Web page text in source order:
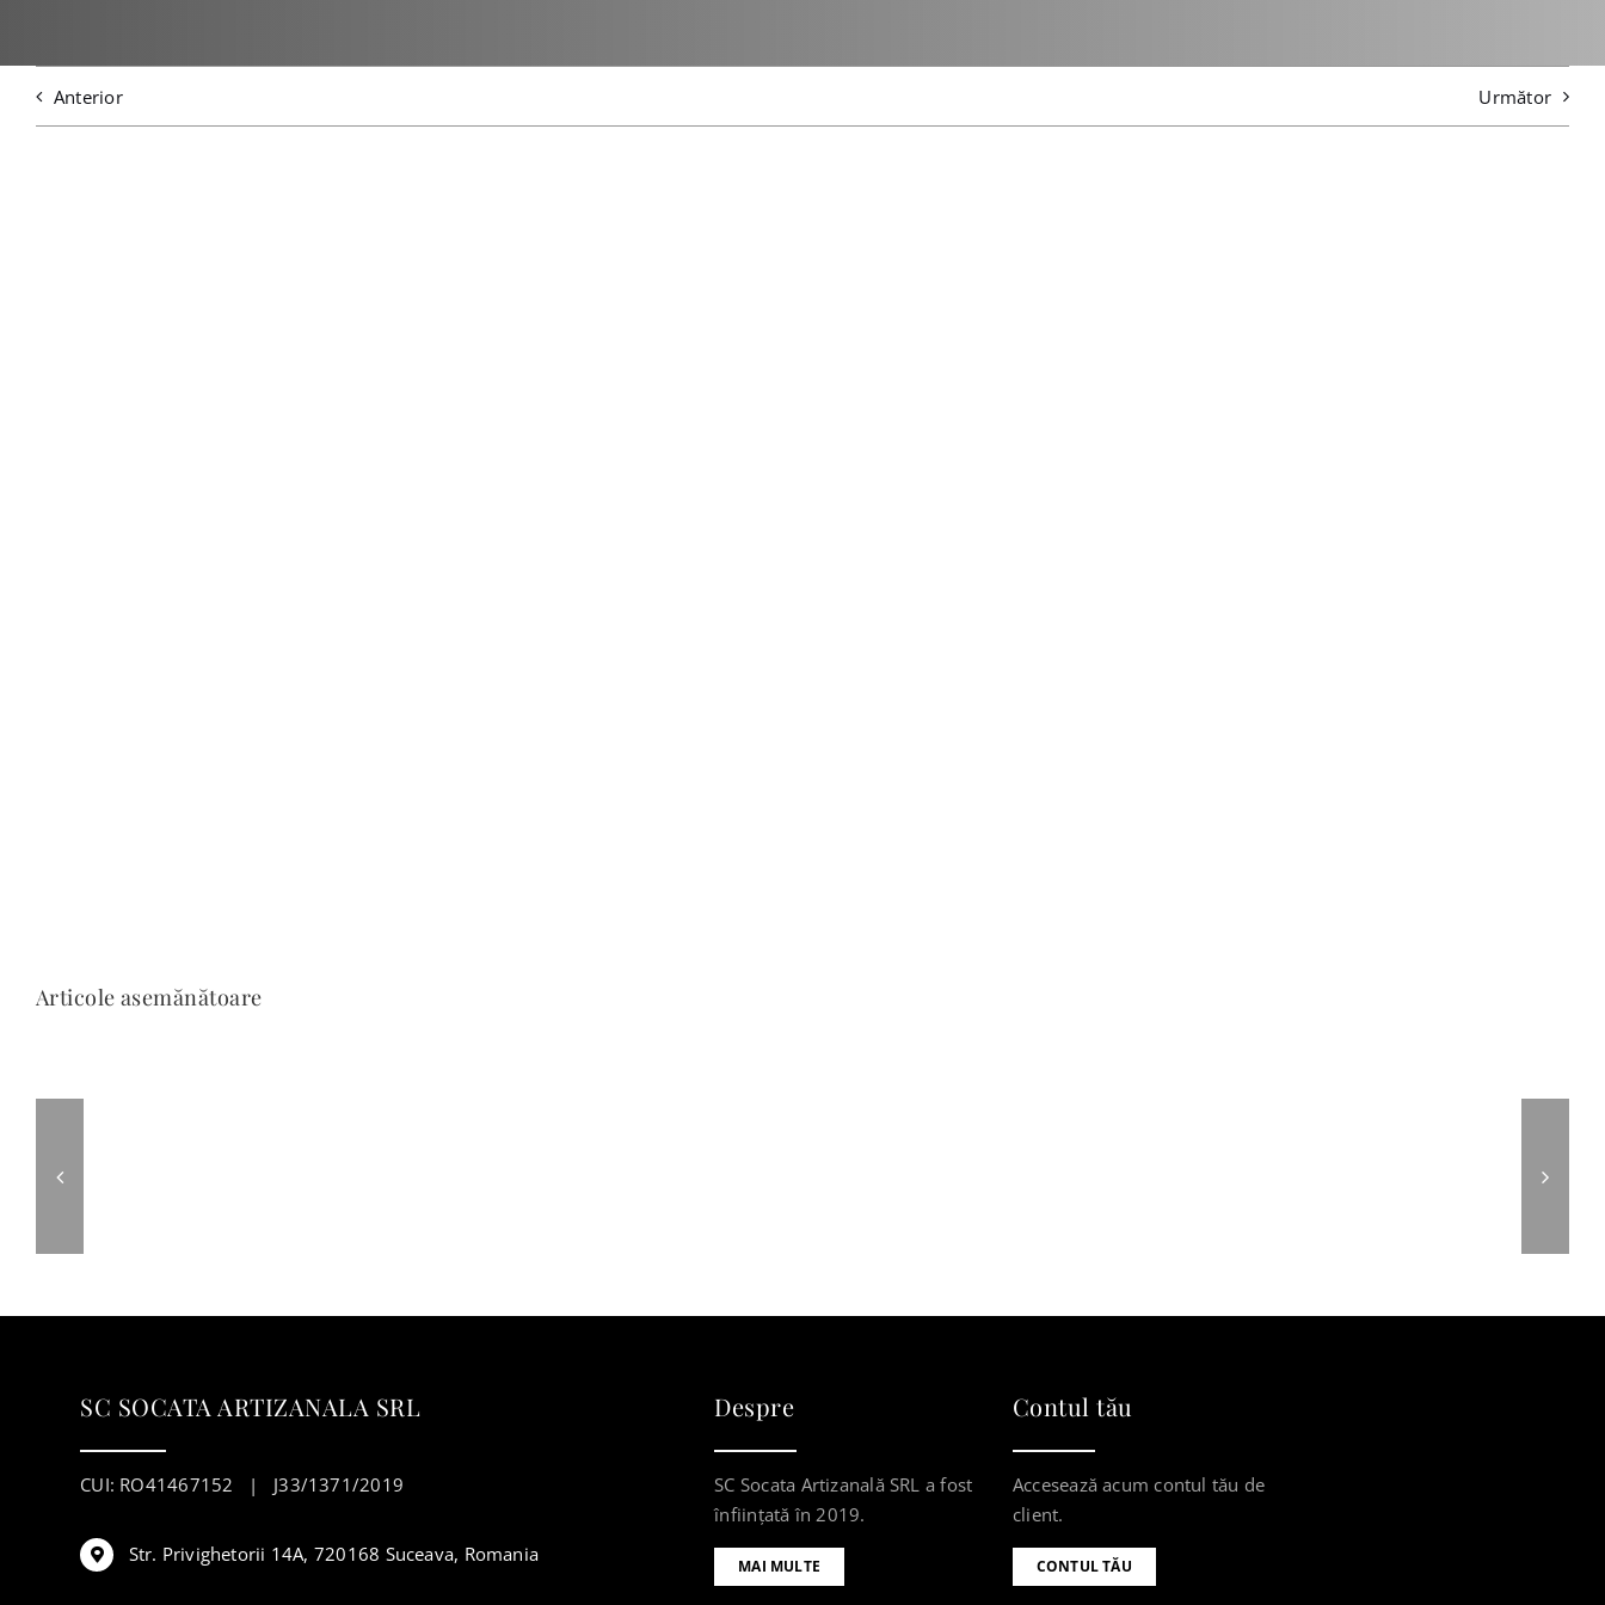
Anterior Următor
Articole asemănătoare
SC SOCATA ARTIZANALA SRL
CUI: RO41467152 | J33/1371/2019
Str. Privighetorii 14A, 720168 Suceava, Romania
Despre
SC Socata Artizanală SRL a fost
înființată în 2019.
MAI MULTE
Contul tău
Accesează acum contul tău de
client.
CONTUL TĂU